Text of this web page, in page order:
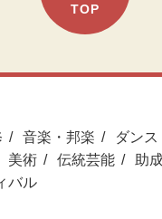
TOP
音楽・邦楽 ダンス
美術 伝統芸能 助
バル